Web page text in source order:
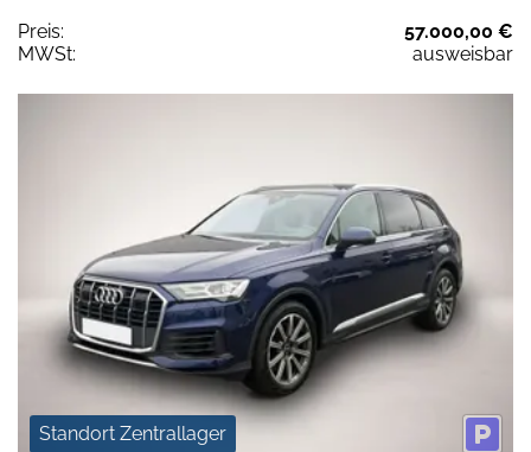
Preis:
57.000,00 €
MWSt:
ausweisbar
Standort Zentrallager